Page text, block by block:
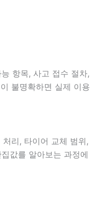
항목, 사고 접수 절차,
불명확하면 실제 이용
리, 타이어 교체 범위,
값를 알아보는 과정에